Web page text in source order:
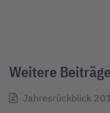
Weitere
Jahresrückblick